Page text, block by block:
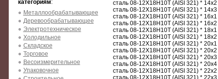
категориям:
Металлообрабатывающее
Деревообрабатывающее
Электротехническое
Холодильное
Складское
Торговое
Весоизмерительное
Упаковочное
сталь 08-12Х18Н10Т (AISI 321) * 14х2
сталь 08-12Х18Н10Т (AISI 321) * 14х3
сталь 08-12Х18Н10Т (AISI 321) * 16х1
сталь 08-12Х18Н10Т (AISI 321) * 16х2
сталь 08-12Х18Н10Т (AISI 321) * 18х1
сталь 08-12Х18Н10Т (AISI 321) * 18х2
сталь 08-12Х18Н10Т (AISI 321) * 20х1
сталь 08-12Х18Н10Т (AISI 321) * 20х2
сталь 08-12Х18Н10Т (AISI 321) * 20х3
сталь 08-12Х18Н10Т (AISI 321) * 20х4
сталь 08-12Х18Н10Т (AISI 321) * 22х2
сталь 08-12Х18Н10Т (AISI 321) * 22х3